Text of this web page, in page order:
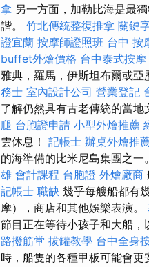
拿 另一方面，加勒比海是最
諧。 竹北傳統整復推拿 關鍵
證宜蘭 按摩師證照班 台中 按
buffet外燴價格 台中泰式按摩
雅典，羅馬，伊斯坦布爾或亞
務士 室內設計公司 營業登記
了解仍然具有古老傳統的當地
腿 台胞證申請 小型外燴推薦
雲休息！ 記帳士 辦桌外燴推
的海準備的比米尼島集團之
雄 會計課程 台胞證 外燴廠商
記帳士 職缺 幾乎每艘船都有
摩），商店和其他娛樂表演。
節目正在等待小孩子和大船，
路撥筋堂 拔罐教學 台中全身
時，船隻的各種甲板可能會